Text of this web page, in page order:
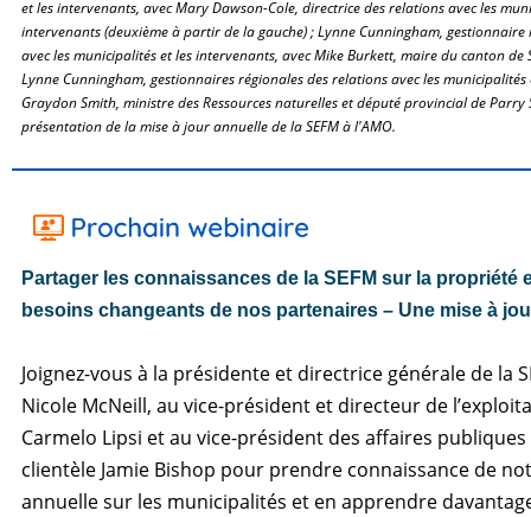
et les intervenants, avec Mary Dawson-Cole, directrice des relations avec les
intervenants (deuxième à partir de la gauche) ; Lynne Cunningham,
avec les municipalités et les intervenants, avec Mike Burkett, maire du canton de
Lynne Cunningham, gestionnaires régionales des relations avec les
Graydon Smith, ministre des Ressources naturelles et député provincial de Parry
présentation de la mise à jour annuelle de la SEFM à l'AMO.
Partager les connaissances de la SEFM sur la propriété
besoins changeants de nos partenaires – Une mise à
Joignez-vous à la présidente et directrice générale de la
Nicole McNeill, au vice-président et directeur de
Carmelo Lipsi et au vice-président des affaires publiques
clientèle Jamie Bishop pour prendre connaissance de
annuelle sur les municipalités et en apprendre